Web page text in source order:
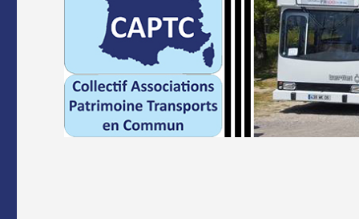
0 h 00 min
1 h 00 min
2 h 00 min